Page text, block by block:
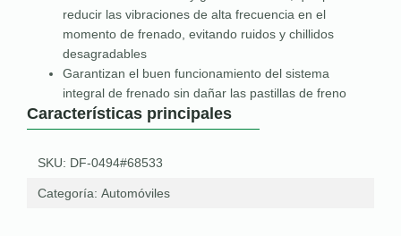
reducir las vibraciones de alta frecuencia en el
momento de frenado, evitando ruidos y chillidos
desagradables
Garantizan el buen funcionamiento del sistema
integral de frenado sin dañar las pastillas de freno
Características principales
SKU: DF-0494#68533
Categoría: Automóviles